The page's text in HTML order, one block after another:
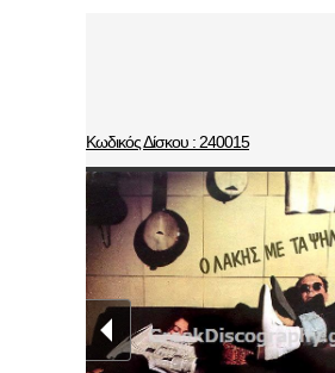
Κωδικός Δίσκου : 240015